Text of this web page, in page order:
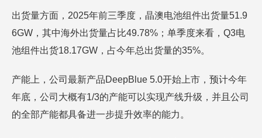
出货量方面，2025年前三季度，晶澳电池组件出货量51.9
6GW，其中海外出货量占比49.78%；单季度来看，Q3电
池组件出货18.17GW，占今年总出货量的35%。
产能上，公司最新产品DeepBlue 5.0开始上市，预计今年
年底，公司大概有1/3的产能可以实现产线升级，并且公司
的全部产能都具备进一步提升效率的能力。